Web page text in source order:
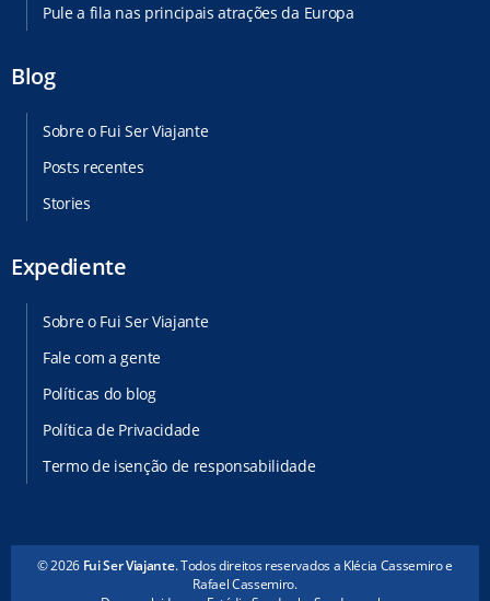
Pule a fila nas principais atrações da Europa
Blog
Sobre o Fui Ser Viajante
Posts recentes
Stories
Expediente
Sobre o Fui Ser Viajante
Fale com a gente
Políticas do blog
Política de Privacidade
Termo de isenção de responsabilidade
© 2026 Fui Ser Viajante. Todos direitos reservados a Klécia Cassemiro e
Rafael Cassemiro.